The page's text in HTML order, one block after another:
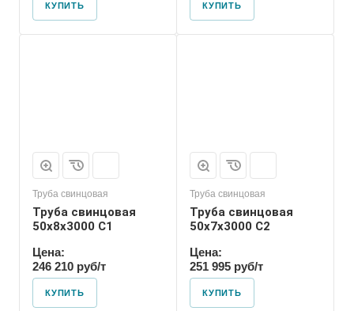
КУПИТЬ КУПИТЬ
Труба свинцовая
Труба свинцовая
50x8x3000 С1
Цена:
246 210 руб/т
КУПИТЬ
Труба свинцовая
Труба свинцовая
50x7x3000 С2
Цена:
251 995 руб/т
КУПИТЬ